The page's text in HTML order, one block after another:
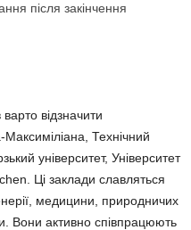
після закінчення
відзначити
Технічний
університет, Університет
Ці заклади славляться
медицини, природничих
Вони активно співпрацюють